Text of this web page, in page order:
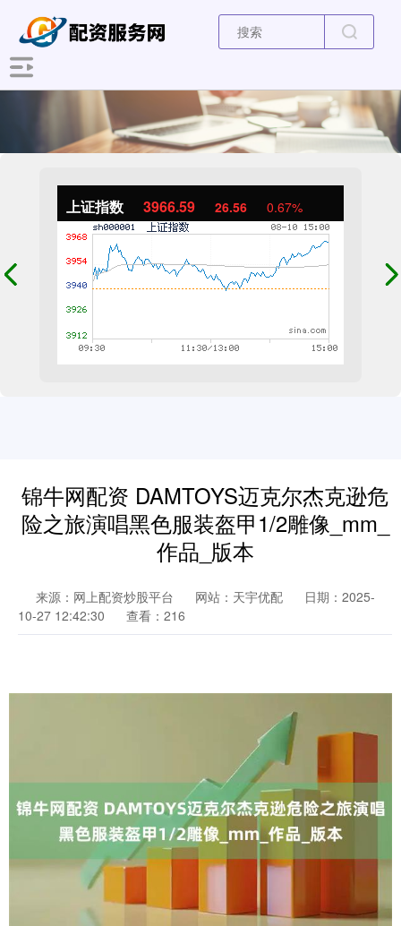
上证指数 3966.59 26.56 0.67%
锦牛网配资 DAMTOYS迈克尔杰克逊危
险之旅演唱黑色服装盔甲1/2雕像_mm_
作品_版本
来源：网上配资炒股平台 网站：天宇优配
日期：2025-
10-27 12:42:30
查看：216